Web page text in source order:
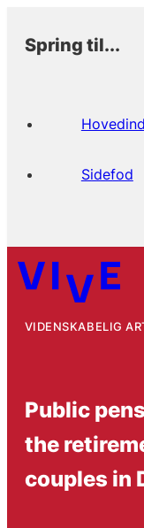
Spring til...
Sidefod
VIDENSKABELIG
Public
the
couples in